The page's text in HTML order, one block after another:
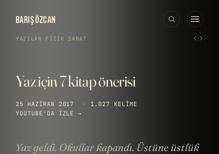
BARIŞ ÖZCAN
YAZILAR FIZIK SANAT ‹›
Yaz için 7 kitap önerisi
25 HAZIRAN 2017 ·
1.027 KELIME
YOUTUBE'DA IZLE →
Yaz geldi. Okullar kapandı. Üstüne üstlük